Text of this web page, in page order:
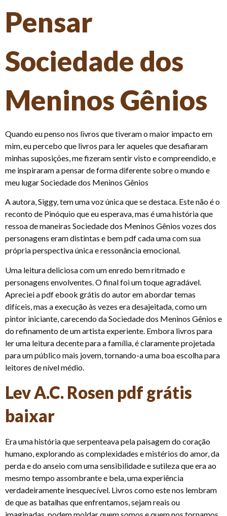
Pensar
Sociedade dos
Meninos Gênios
Quando eu penso nos livros que tiveram o maior impacto em
mim, eu percebo que livros para ler aqueles que desafiaram
minhas suposições, me fizeram sentir visto e compreendido, e
me inspiraram a pensar de forma diferente sobre o mundo e
meu lugar Sociedade dos Meninos Gênios
A autora, Siggy, tem uma voz única que se destaca. Este não é o
reconto de Pinóquio que eu esperava, mas é uma história que
ressoa de maneiras Sociedade dos Meninos Gênios vozes dos
personagens eram distintas e bem pdf cada uma com sua
própria perspectiva única e ressonância emocional.
Uma leitura deliciosa com um enredo bem ritmado e
personagens envolventes. O final foi um toque agradável.
Apreciei a pdf ebook grátis do autor em abordar temas
difíceis, mas a execução às vezes era desajeitada, como um
pintor iniciante, carecendo da Sociedade dos Meninos Gênios e
do refinamento de um artista experiente. Embora livros para
ler uma leitura decente para a família, é claramente projetada
para um público mais jovem, tornando-a uma boa escolha para
leitores de nível médio.
Lev A.C. Rosen pdf grátis
baixar
Era uma história que serpenteava pela paisagem do coração
humano, explorando as complexidades e mistérios do amor, da
perda e do anseio com uma sensibilidade e sutileza que era ao
mesmo tempo assombrante e bela, uma experiência
verdadeiramente inesquecível. Livros como este nos lembram
de que as batalhas que enfrentamos, sejam reais ou